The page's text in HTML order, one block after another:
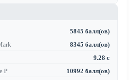
5845 балл(ов)
8345 балл(ов)
9.28 с
P
10992 балл(ов)